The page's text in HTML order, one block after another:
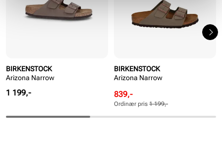
BIRKENSTOCK
Arizona Narrow
Pris
1 199,-
BIRKENSTOCK
Arizona Narrow
Rabattert
pris
Pris
839,-
Ordinær
pris
Pris
Ordinær pris 1 199,-